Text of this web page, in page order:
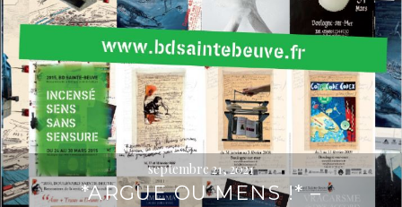
septembre 21, 2021
*ARGUE OU MENS !* –